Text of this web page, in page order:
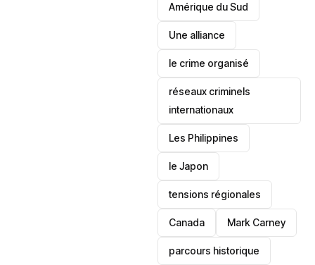
‎Amérique du Sud
Une alliance
le crime organisé
réseaux criminels
internationaux
‎Les Philippines
le Japon
tensions régionales
Canada Mark Carney
parcours historique